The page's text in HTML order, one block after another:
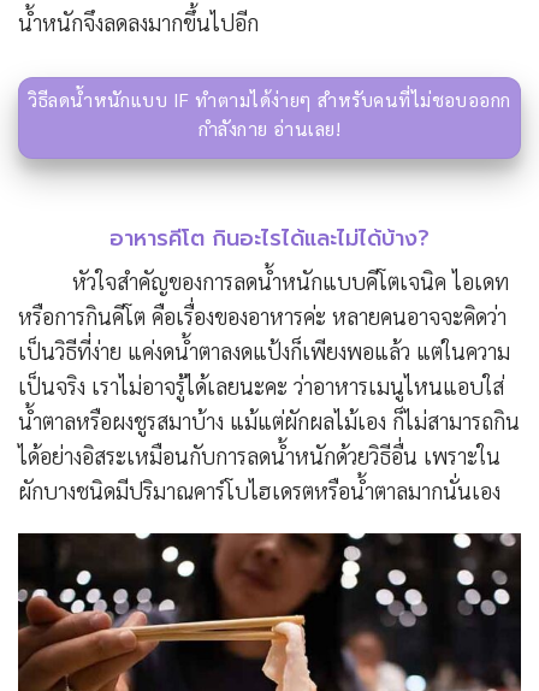
น้ำหนักจึงลดลงมากขึ้นไปอีก
วิธีลดน้ำหนักแบบ IF ทำตามได้ง่ายๆ สำหรับคนที่ไม่ชอบออกก
กำลังกาย อ่านเลย!
อาหารคีโต กินอะไรได้และไม่ได้บ้าง?
หัวใจสำคัญของการลดน้ำหนักแบบคีโตเจนิค ไอเดท
หรือการกินคีโต คือเรื่องของอาหารค่ะ หลายคนอาจจะคิดว่า
เป็นวิธีที่ง่าย แค่งดน้ำตาลงดแป้งก็เพียงพอแล้ว แต่ในความ
เป็นจริง เราไม่อาจรู้ได้เลยนะคะ ว่าอาหารเมนูไหนแอบใส่
น้ำตาลหรือผงชูรสมาบ้าง แม้แต่ผักผลไม้เอง ก็ไม่สามารถกิน
ได้อย่างอิสระเหมือนกับการลดน้ำหนักด้วยวิธีอื่น เพราะใน
ผักบางชนิดมีปริมาณคาร์โบไฮเดรตหรือน้ำตาลมากนั่นเอง